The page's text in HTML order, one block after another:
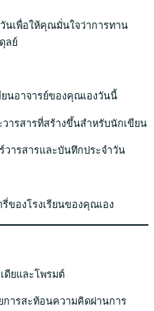
นเพื่อให้คุณมั่นใจว่าการทาน
ลย์
นอาจารย์ของคุณเองวันนี้
ารสารที่สร้างขึ้นสำหรับนักเขียน
ารสารและบันทึกประจำวัน
ของโรงเรียนของคุณเอง
ดียและโพรมต์
การสะท้อนความคิดผ่านการ